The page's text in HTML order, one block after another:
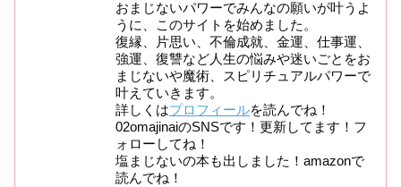
おまじないパワーでみんなの願いが叶うよ
うに、このサイトを始めました。
復縁、片思い、不倫成就、金運、仕事運、
強運、復讐など人生の悩みや迷いごとをお
まじないや魔術、スピリチュアルパワーで
叶えていきます。
詳しくはプロフィールを読んでね！
02omajinaiのSNSです！更新してます！フ
ォローしてね！
塩まじないの本も出しました！amazonで
読んでね！